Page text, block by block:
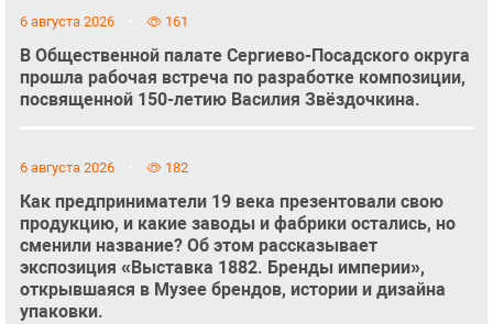
6 августа 2026 161
В Общественной палате Сергиево-Посадского округа
прошла рабочая встреча по разработке композиции,
посвященной 150-летию Василия Звёздочкина.
6 августа 2026 182
Как предприниматели 19 века презентовали свою
продукцию, и какие заводы и фабрики остались, но
сменили название? Об этом рассказывает
экспозиция «Выставка 1882. Бренды империи»,
открывшаяся в Музее брендов, истории и дизайна
упаковки.